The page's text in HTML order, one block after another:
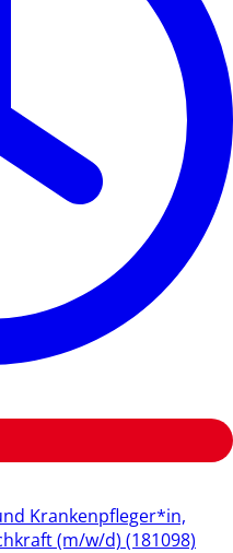
Krankenpfleger*in,
(m/w/d) (181098)